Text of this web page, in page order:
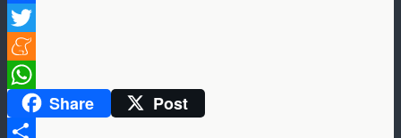
Facebook
Twitter
Meneame
WhatsAppShare Post